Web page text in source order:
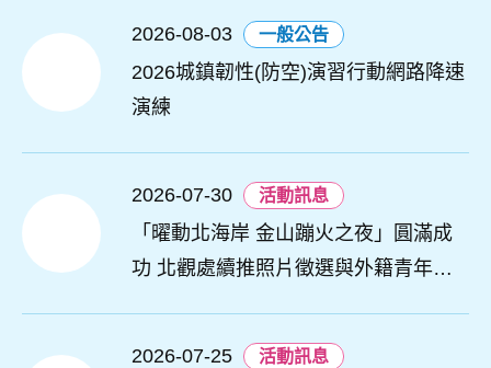
2026-08-03 一般公告
2026城鎮韌性(防空)演習行動網路降速
演練
2026-07-30 活動訊息
「曜動北海岸 金山蹦火之夜」圓滿成
功 北觀處續推照片徵選與外籍青年免
2026-07-25 活動訊息